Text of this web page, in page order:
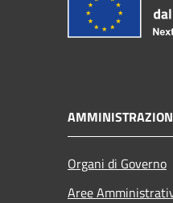
Organi di Governo
Aree